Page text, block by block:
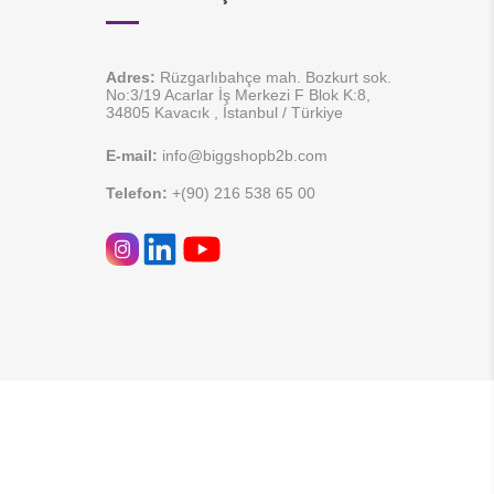
Adres: Rüzgarlıbahçe mah. Bozkurt sok.
No:3/19 Acarlar İş Merkezi F Blok K:8,
34805 Kavacık , İstanbul / Türkiye
E-mail: info@biggshopb2b.com
Telefon: +(90) 216 538 65 00